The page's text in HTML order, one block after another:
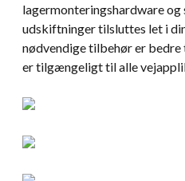
lagermonteringshardware og
udskiftninger tilsluttes let i
nødvendige tilbehør er
er tilgængeligt til alle